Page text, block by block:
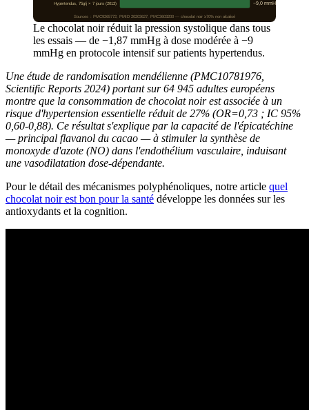
Hypertendus, 75g/j × 7 jours (2013) −9,0 mmHg
Sources : PMC9265772, PMID 20203627, PMC3603200 — chocolat noir ≥70% non alcalisé
Le chocolat noir réduit la pression systolique dans tous
les essais — de −1,87 mmHg à dose modérée à −9
mmHg en protocole intensif sur patients hypertendus.
Une étude de randomisation mendélienne (PMC10781976,
Scientific Reports 2024) portant sur 64 945 adultes européens
montre que la consommation de chocolat noir est associée à un
risque d'hypertension essentielle réduit de 27% (OR=0,73 ; IC 95%
0,60-0,88). Ce résultat s'explique par la capacité de l'épicatéchine
— principal flavanol du cacao — à stimuler la synthèse de
monoxyde d'azote (NO) dans l'endothélium vasculaire, induisant
une vasodilatation dose-dépendante.
Pour le détail des mécanismes polyphénoliques, notre article quel
chocolat noir est bon pour la santé développe les données sur les
antioxydants et la cognition.